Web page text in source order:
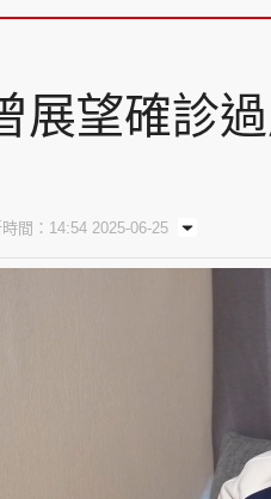
展望確診
間：14:54 2025-06-25